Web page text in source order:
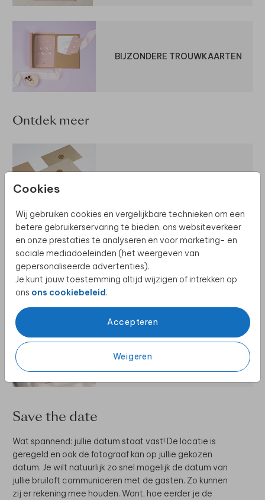
Cookies
Wij gebruiken cookies en vergelijkbare technieken om een
betere gebruikerservaring te bieden, ons websiteverkeer
en onze prestaties te analyseren en voor marketing- en
sociale mediadoeleinden (het weergeven van
gepersonaliseerde advertenties).
Je kunt jouw toestemming altijd wijzigen of intrekken op
ons ons cookiebeleid.
Accepteren
Weigeren
BIJZONDERE TROUWKAARTEN
Ontdek meer
BRUILOFTSBORD
TAFELDECORATIE BRUILOFT
Save the date
Wat spannend: jullie datum staat vast! De locatie is
geregeld en ook de fotograaf kan op jullie gekozen
datum. Je wilt natuurlijk zo snel mogelijk de datum van
jullie bruiloft communiceren met de gasten. Zo kunnen
zij er rekening mee houden. Want, hoe eerder je de